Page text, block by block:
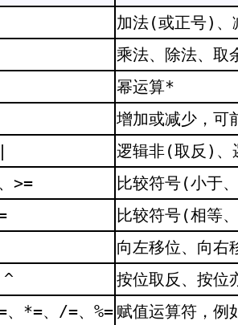
加法(或正号)
乘法、除法、
幂运算*
增加或减少，可
逻辑非(取反)、
>=
比较符号(小于
比较符号(相等
向左移位、向右
^
按位取反、按位
、*=、/=、%= 赋值运算符，